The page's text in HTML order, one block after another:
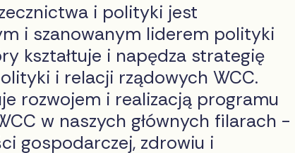
i polityki jest
i szanowanym liderem polityki
kształtuje i napędza strategię
i relacji rządowych WCC.
rozwojem i realizacją programu
w naszych głównych filarach -
gospodarczej, zdrowiu i